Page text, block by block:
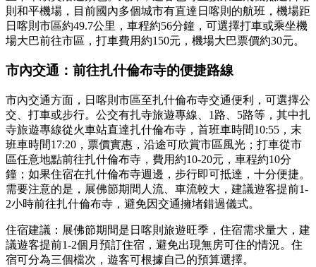
則和平機場，目前國內多個城市有直達日喀則的航班，機場距
日喀則市區約49.7公里，車程約56分鐘，可選擇打車或乘坐機
場大巴前往市區，打車費用約150元，機場大巴票價約30元。
市內交通：前往扎什倫布寺的便捷路線
市內交通方面，日喀則市區至扎什倫布寺交通便利，可選擇公
交、打車或步行。公交有扎寺旅遊專線、1路、5路等，其中扎
寺旅遊專線從火車站直達扎什倫布寺，首班車時間10:55，末
班車時間17:20，票價實惠，沿途可欣賞市區風光；打車從市
區任意地點前往扎什倫布寺，費用約10-20元，車程約10分
鐘；如果住宿在扎什倫布寺週邊，步行即可抵達，十分便捷。
需要注意的是，展佛節期間人流、車流較大，建議遊客提前1-
2小時前往扎什倫布寺，避免因交通擁堵錯過儀式。
住宿建議：展佛節期間是日喀則旅遊旺季，住宿需求量大，建
議遊客提前1-2個月預訂住宿，避免出現無房可住的情況。住
宿可分為三個檔次，遊客可根據自己的預算選擇。